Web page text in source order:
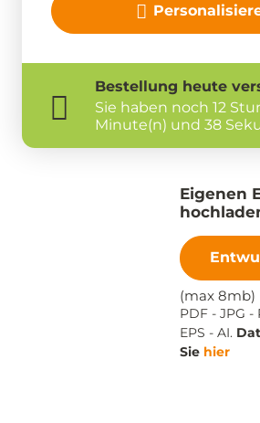
Bestellung heute
Sie haben noch 12
Minute(n) und 38
Eigenen
(max 8mb)
PDF - JPG -
EPS - AI.
Sie hier